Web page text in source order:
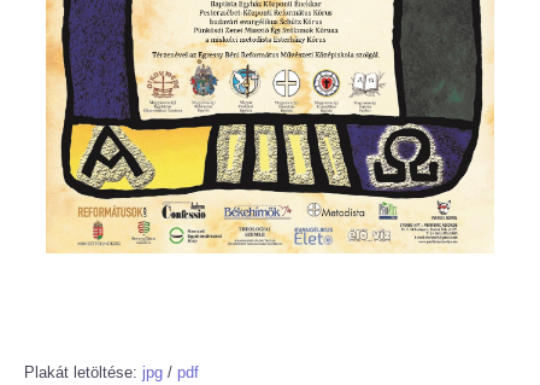
Plakát letöltése: jpg / pdf